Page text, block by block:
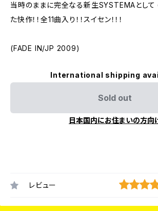
当時のままに完全なる新生SYSTEMAとして
た快作！！全11曲入り！！スイセン！！！
(FADE IN/JP 2009)
International shipping
Sold out
日本国内にお住まいの方向
レビュー